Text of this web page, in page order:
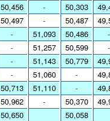
50,456
50,497
-
-
-
-
50,713
50,962
50,650
-
-
51,093
51,257
51,143
51,060
51,110
-
50,303
50,487
50,486
50,599
50,779
-
-
50,370
50,058
-
-